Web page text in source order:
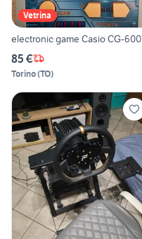
Vetrina
electronic game Casio CG-600
85 €
Torino(TO)